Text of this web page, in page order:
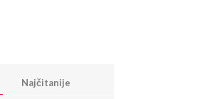
Najčitanije